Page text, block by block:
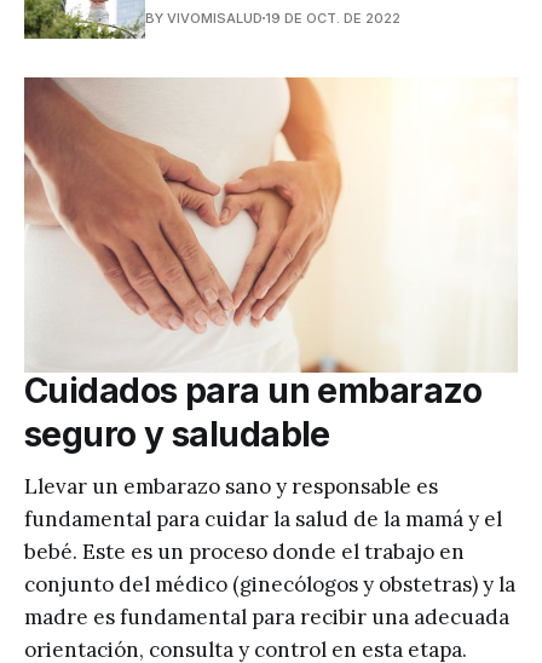
BY VIVOMISALUD 19 DE OCT. DE 2022
Cuidados para un embarazo
seguro y saludable
Llevar un embarazo sano y responsable es
fundamental para cuidar la salud de la mamá y el
bebé. Este es un proceso donde el trabajo en
conjunto del médico (ginecólogos y obstetras) y la
madre es fundamental para recibir una adecuada
orientación, consulta y control en esta etapa.